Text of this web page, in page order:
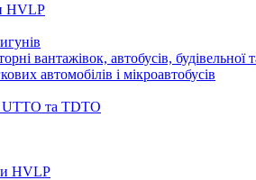
HVLP
вантажівок, автобусів, будівельної
автомобілів і мікроавтобусів
UTTO та TDTO
и HVLP